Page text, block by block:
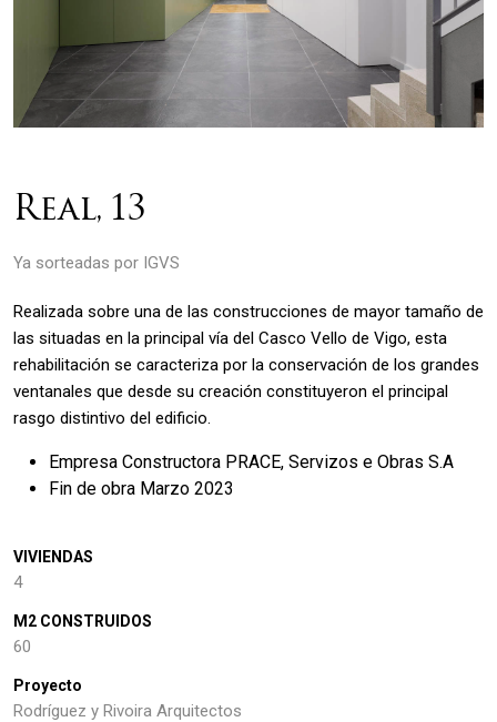
Real, 13
Ya sorteadas por IGVS
Realizada sobre una de las construcciones de mayor tamaño de
las situadas en la principal vía del Casco Vello de Vigo, esta
rehabilitación se caracteriza por la conservación de los grandes
ventanales que desde su creación constituyeron el principal
rasgo distintivo del edificio.
Empresa Constructora PRACE, Servizos e Obras S.A
Fin de obra Marzo 2023
VIVIENDAS
4
M2 CONSTRUIDOS
60
Proyecto
Rodríguez y Rivoira Arquitectos